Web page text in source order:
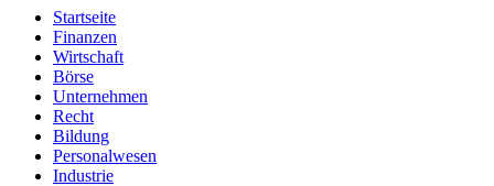
Startseite
Finanzen
Wirtschaft
Börse
Unternehmen
Recht
Bildung
Personalwesen
Industrie